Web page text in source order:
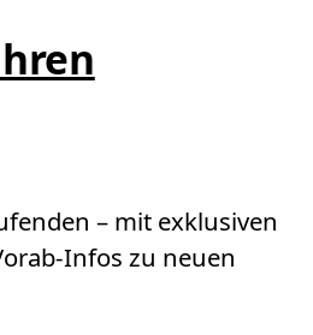
– mit exklusiven
Infos zu neuen